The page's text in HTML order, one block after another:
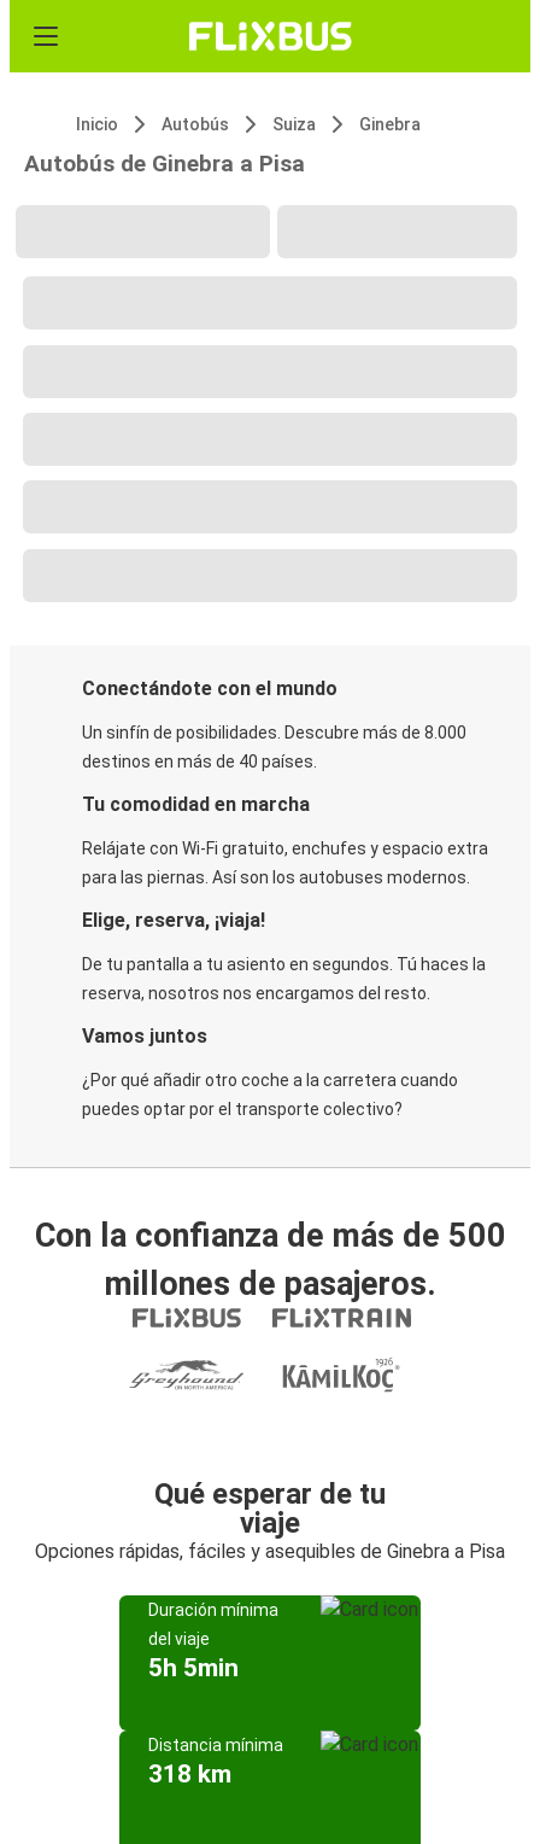
Inicio Autobús Suiza Ginebra
Autobús de Ginebra a Pisa
Conectándote con el mundo
Un sinfín de posibilidades. Descubre más de 8.000
destinos en más de 40 países.
Tu comodidad en marcha
Relájate con Wi-Fi gratuito, enchufes y espacio extra
para las piernas. Así son los autobuses modernos.
Elige, reserva, ¡viaja!
De tu pantalla a tu asiento en segundos. Tú haces la
reserva, nosotros nos encargamos del resto.
Vamos juntos
¿Por qué añadir otro coche a la carretera cuando
puedes optar por el transporte colectivo?
Con la confianza de más de 500
millones de pasajeros.
Qué esperar de tu
viaje
Opciones rápidas, fáciles y asequibles de Ginebra a Pisa
Duración mínima
del viaje
5h 5min
Distancia mínima
318 km